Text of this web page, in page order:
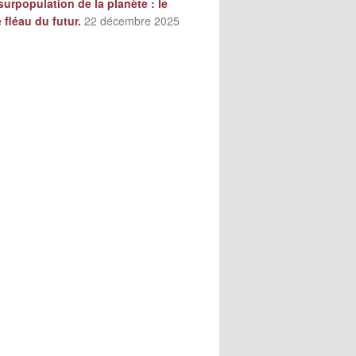
fléau du futur. 22 décembre 2025